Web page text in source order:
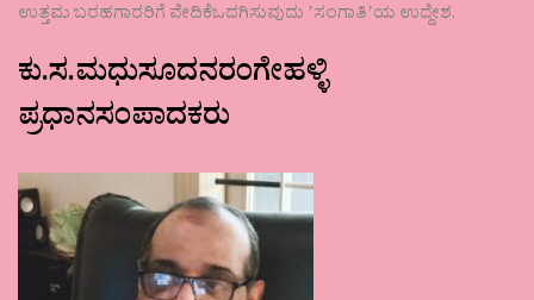
ಉತ್ತಮ ಬರಹಗಾರರಿಗೆ ವೇದಿಕೆಒದಗಿಸುವುದು ʼಸಂಗಾತಿʼಯ ಉದ್ದೇಶ.
ಕು.ಸ.ಮಧುಸೂದನರಂಗೇಹಳ್ಳಿ
ಪ್ರಧಾನಸಂಪಾದಕರು